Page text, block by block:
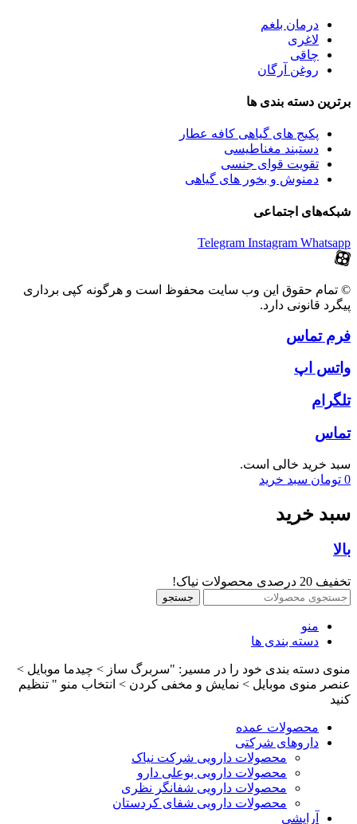
درمان بلغم
لاغری
چاقی
روغن آرگان
برترین‌ دسته بندی ها
پکیج های گیاهی کافه عطار
دستبند مغناطیسی
تقویت قوای جنسی
دمنوش و بخور های گیاهی
شبکه‌های اجتماعی
Telegram Instagram Whatsapp
© تمام حقوق این وب سایت محفوظ است و هرگونه کپی برداری
پیگرد قانونی دارد.
فرم تماس
واتس اپ
تلگرام
تماس
سبد خرید خالی است.
0 تومان سبد خرید
سبد خرید
بالا
تخفیف 20 درصدی محصولات نیاک!
جستجو
منو
دسته بندی ها
منوی دسته بندی خود را در مسیر: "سربرگ ساز > چیدما موبایل >
عنصر منوی موبایل > نمایش و مخفی کردن > انتخاب منو " تنظیم
کنید
محصولات عمده
داروهای شرکتی
محصولات دارویی شرکت نیاک
محصولات دارویی بوعلی دارو
محصولات دارویی شفانگر نظری
محصولات دارویی شفای کردستان
آرایشی